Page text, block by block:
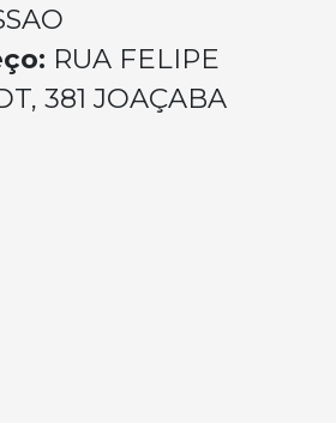
RUA FELIPE
381 JOAÇABA